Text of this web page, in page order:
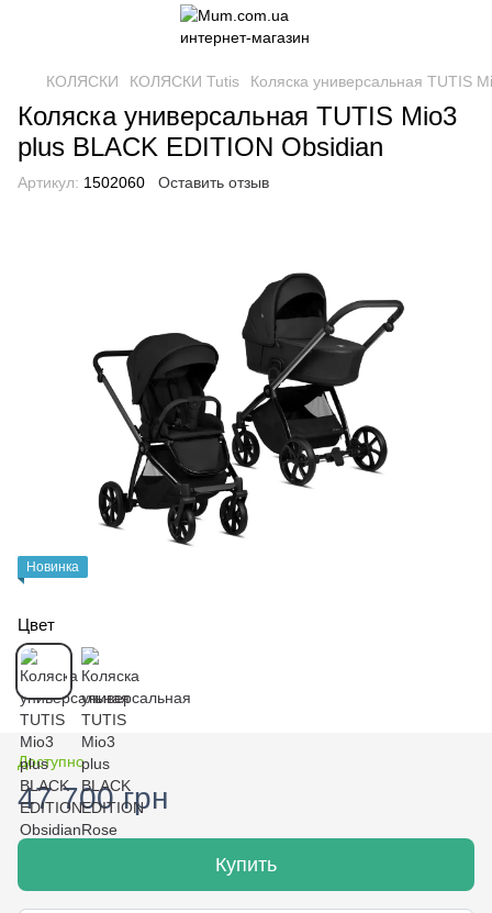
КОЛЯСКИ КОЛЯСКИ Tutis Коляска универсальная TUTIS
Коляска универсальная TUTIS Mio3
plus BLACK EDITION Obsidian
Артикул: 1502060 Оставить отзыв
Новинка
Цвет
Доступно
47 700 грн
Купить